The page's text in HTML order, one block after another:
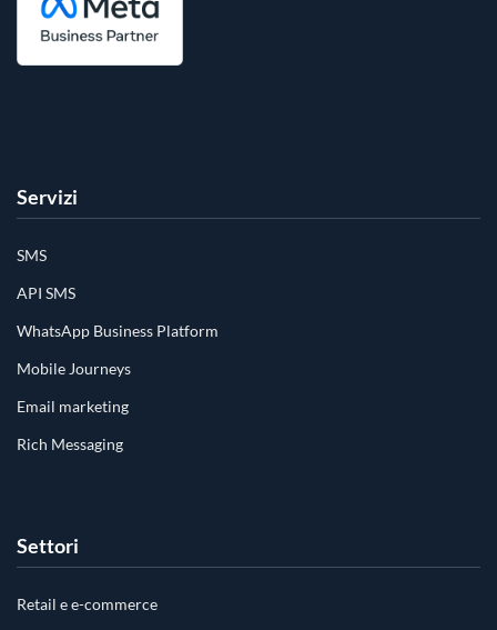
Servizi
SMS
API SMS
WhatsApp Business Platform
Mobile Journeys
Email marketing
Rich Messaging
Settori
Retail e e-commerce